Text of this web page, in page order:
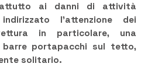
ai danni di attività
l’attenzione dei
in particolare, una
barre portapacchi sul tetto,
solitario.